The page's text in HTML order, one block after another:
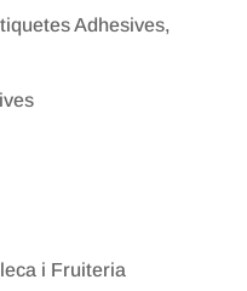
Adhesives,
i Fruiteria